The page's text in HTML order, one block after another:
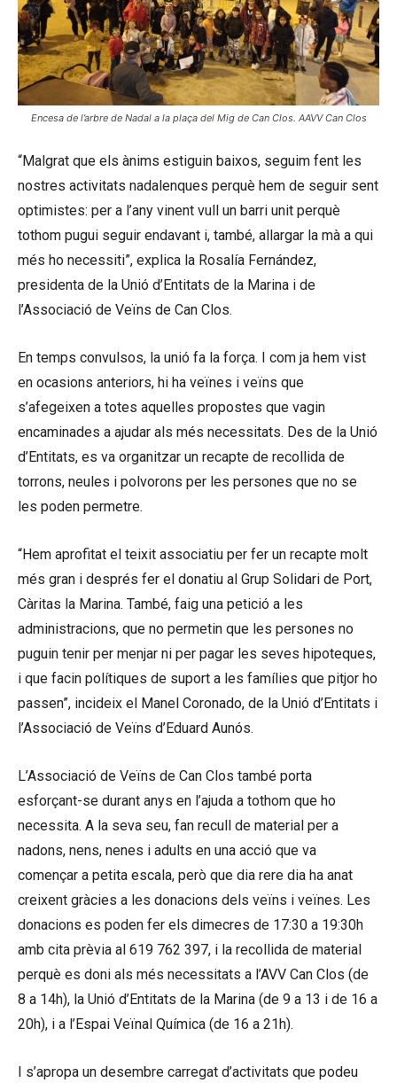
Encesa de l’arbre de Nadal a la plaça del Mig de Can Clos. AAVV Can Clos
“Malgrat que els ànims estiguin baixos, seguim fent les
nostres activitats nadalenques perquè hem de seguir sent
optimistes: per a l’any vinent vull un barri unit perquè
tothom pugui seguir endavant i, també, allargar la mà a qui
més ho necessiti”, explica la Rosalía Fernández,
presidenta de la Unió d’Entitats de la Marina i de
l’Associació de Veïns de Can Clos.
En temps convulsos, la unió fa la força. I com ja hem vist
en ocasions anteriors, hi ha veïnes i veïns que
s’afegeixen a totes aquelles propostes que vagin
encaminades a ajudar als més necessitats. Des de la Unió
d’Entitats, es va organitzar un recapte de recollida de
torrons, neules i polvorons per les persones que no se
les poden permetre.
“Hem aprofitat el teixit associatiu per fer un recapte molt
més gran i després fer el donatiu al Grup Solidari de Port,
Càritas la Marina. També, faig una petició a les
administracions, que no permetin que les persones no
puguin tenir per menjar ni per pagar les seves hipoteques,
i que facin polítiques de suport a les famílies que pitjor ho
passen”, incideix el Manel Coronado, de la Unió d’Entitats i
l’Associació de Veïns d’Eduard Aunós.
L’Associació de Veïns de Can Clos també porta
esforçant-se durant anys en l’ajuda a tothom que ho
necessita. A la seva seu, fan recull de material per a
nadons, nens, nenes i adults en una acció que va
començar a petita escala, però que dia rere dia ha anat
creixent gràcies a les donacions dels veïns i veïnes. Les
donacions es poden fer els dimecres de 17:30 a 19:30h
amb cita prèvia al 619 762 397, i la recollida de material
perquè es doni als més necessitats a l’AVV Can Clos (de
8 a 14h), la Unió d’Entitats de la Marina (de 9 a 13 i de 16 a
20h), i a l’Espai Veïnal Química (de 16 a 21h).
I s’apropa un desembre carregat d’activitats que podeu